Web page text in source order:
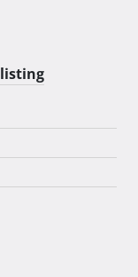
za
Pleso, s
u blizini svih